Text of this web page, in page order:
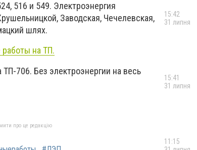
516 и 549. Электроэнергия
Заводская, Чечелевская,
шлях.
на ТП.
706. Без электроэнергии на весь
про це редакцію
15:42
31 липня
15:41
31 липня
11:15